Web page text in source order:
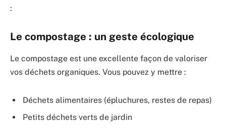
:
Le compostage : un geste écologique
Le compostage est une excellente façon de valoriser
vos déchets organiques. Vous pouvez y mettre :
Déchets alimentaires (épluchures, restes de repas)
Petits déchets verts de jardin